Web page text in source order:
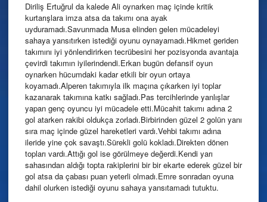
Diriliş Ertuğrul da kalede Ali oynarken maç içinde kritik
kurtarışlara imza atsa da takımı ona ayak
uyduramadı.Savunmada Musa elinden gelen mücadeleyi
sahaya yansıtırken istediği oyunu oynayamadı.Hikmet geriden
takımını iyi yönlendirirken tecrübesini her pozisyonda avantaja
çevirdi takımın iyilerindendi.Erkan bugün defansif oyun
oynarken hücumdaki kadar etkili bir oyun ortaya
koyamadı.Alperen takımıyla ilk maçına çıkarken iyi toplar
kazanarak takımına katkı sağladı.Pas tercihlerinde yanlışlar
yapan genç oyuncu iyi mücadele etti.Mücahit takımı adına 2
gol atarken rakibi oldukça zorladı.Birbirinden güzel 2 golün yanı
sıra maç içinde güzel hareketleri vardı.Vehbi takımı adına
ileride yine çok savaştı.Sürekli golü kokladı.Direkten dönen
topları vardı.Attığı gol ise görülmeye değerdi.Kendi yarı
sahasından aldığı topta rakiplerini bir bir ekarte ederek güzel bir
gol atsa da çabası puan yeterli olmadı.Emre sonradan oyuna
dahil olurken istediği oyunu sahaya yansıtamadı tutuktu.